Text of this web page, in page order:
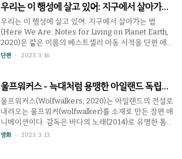
같은 곳을 계속 빙글빙글 돌아 탈출을 포기한다. 그 다음
날 집 앞의 종이 상자에 음식이 들어있었고 며칠 후에는
아기가 들어있었다. 아기를 다 키우면 놔주겠다는 문장
과 함께. 이리워치 평점 ★★★★★ 5/10 자식 키워봤자
소용없다. 배우자가 최고. 톰과 젬마는 아이를 정성껏 키
우려고 하지만 사람답지 않은 반응을 보이고 급속도로
우리는 이 행성에 살고 있어: 지구에서 살아가는
법 - 아이들과 함께 보세요.
우리는 이 행성에 살고 있어: 지구에서 살아가는 법
(Here We Are: Notes for Living on Planet Earth,
2020)은 같은 이름의 베스트셀러 아동 서적을 단편 애니
메이션으로 만든 작품이다. 현대 사회에서 아이들이 배
해진다. 하지만 이 작품은 지구라는 별에서 살아가는 개
인으로서 자신을 둘러싼 세상에 대한 이야기를 잔잔하면
서도 무게있게 전달하는데 성공한다. 교육적 내용임에도
불구하고 다양한 방식으로 연출을 바꿔주면서 지루하지
않고 아이들과 함께 감상하고 이야기도 많이 나누면 좋
을 듯. 36분의 상영시간인지라 학교 교실에..
단편 2023. 3. 16.
울프워커스 - 늑대처럼 용맹한 아일랜드 독립군
이야기
울프워커스(Wolfwalkers, 2020)는 아일랜드의 전설로
내려오는 울프워커(wolfwalker)를 소재로 만든 장편 애
니메이션이다. 감독은 바다의 노래(2014)로 유명한 톰
무어(Tomm Moore). 1650년 잉글랜드의 호국경은 아
영화 2023. 3. 13.